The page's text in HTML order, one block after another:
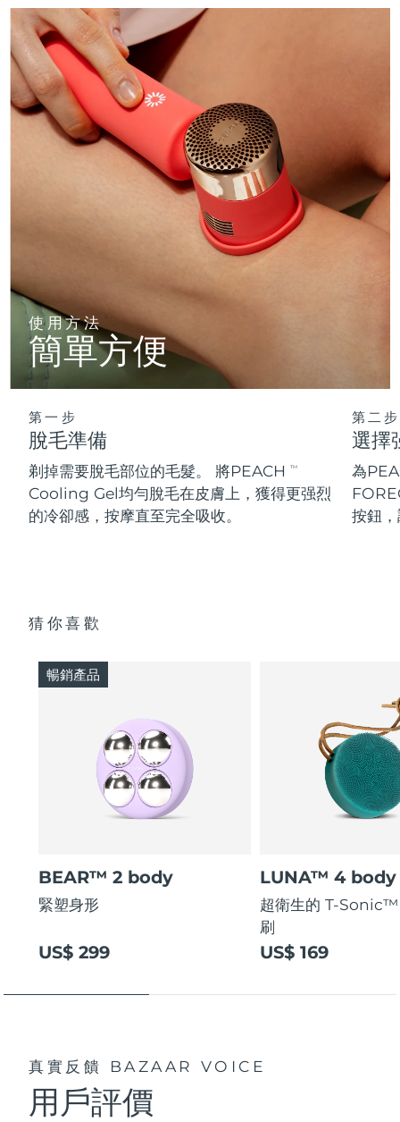
使用方法
簡單方便
第一步
脫毛準備
剃掉需要脫毛部位的毛髮。 將PEACHTM
Cooling Gel均勻脫毛在皮膚上，獲得更强烈
的冷卻感，按摩直至完全吸收。
第二步
選擇
為
按鈕
猜你喜歡
BEAR™ 2 body
緊塑身形
US$ 299
暢銷產品
LUNA™ 4 body
超衛生的 T-Sonic™
刷
US$ 169
真實反饋 BAZAAR VOICE
用戶評價